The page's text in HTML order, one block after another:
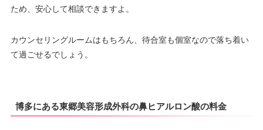
ため、安心して相談できますよ。
カウンセリングルームはもちろん、待合室も個室なので落ち着い
て過ごせるでしょう。
博多にある東郷美容形成外科の鼻ヒアルロン酸の料金